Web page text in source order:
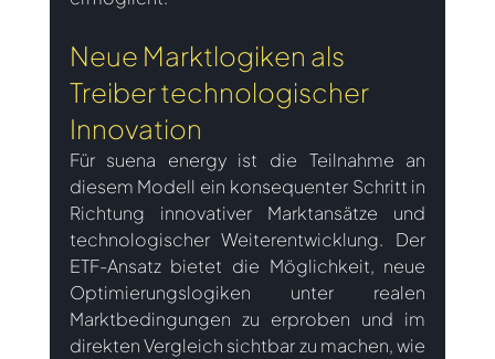
Neue Marktlogiken als
Treiber technologischer
Innovation
Für suena energy ist die Teilnahme an
diesem Modell ein konsequenter Schritt in
Richtung innovativer Marktansätze und
technologischer Weiterentwicklung. Der
ETF-Ansatz bietet die Möglichkeit, neue
Optimierungslogiken unter realen
Marktbedingungen zu erproben und im
direkten Vergleich sichtbar zu machen, wie